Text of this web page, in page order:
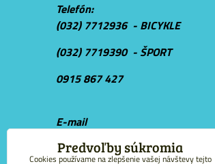
Telefón:
(032) 7712936 - BICYKLE
(032) 7719390 - ŠPORT
0915 867 427
E-mail
ivalbike@rivalbike.sk
Predvoľby súkromia
Cookies používame na zlepšenie vašej návštevy tejto